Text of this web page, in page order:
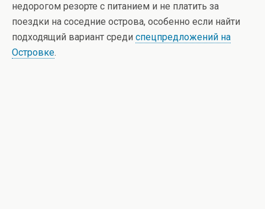
недорогом резорте с питанием и не платить за
поездки на соседние острова, особенно если найти
подходящий вариант среди спецпредложений на
Островке.